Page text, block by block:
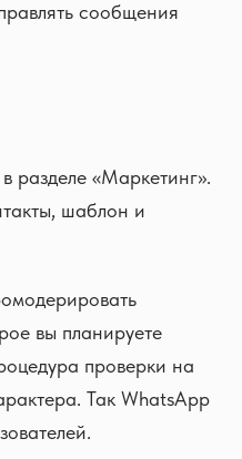
сообщения
разделе «Маркетинг».
шаблон и
вы планируете
проверки на
Так WhatsApp